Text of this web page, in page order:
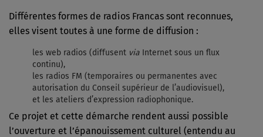
Différentes formes de radios Francas sont reconnues,
elles visent toutes à une forme de diffusion :
les web radios (diffusent via Internet sous un flux
continu),
les radios FM (temporaires ou permanentes avec
autorisation du Conseil supérieur de l’audiovisuel),
et les ateliers d’expression radiophonique.
Ce projet et cette démarche rendent aussi possible
l’ouverture et l’épanouissement culturel (entendu au